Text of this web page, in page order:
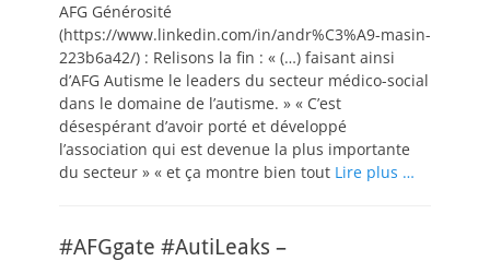
AFG Générosité
(https://www.linkedin.com/in/andr%C3%A9-masin-
223b6a42/) : Relisons la fin : « (…) faisant ainsi
d’AFG Autisme le leaders du secteur médico-social
dans le domaine de l’autisme. » « C’est
désespérant d’avoir porté et développé
l’association qui est devenue la plus importante
du secteur » « et ça montre bien tout Lire plus …
#AFGgate #AutiLeaks –